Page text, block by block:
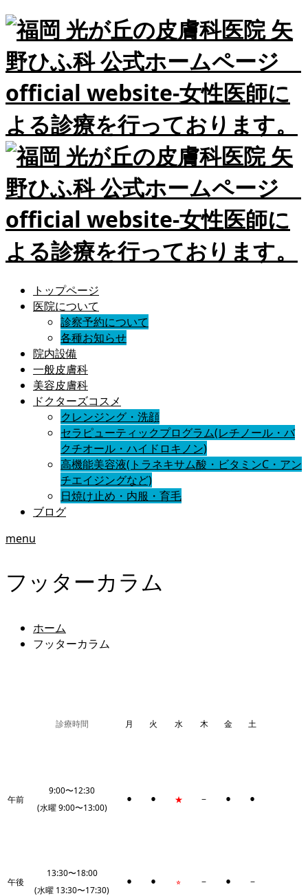
トップページ
医院について
診察予約について
各種お知らせ
院内設備
一般皮膚科
美容皮膚科
ドクターズコスメ
クレンジング・洗顔
セラピューティックプログラム(レチノール・バ
クチオール・ハイドロキノン)
高機能美容液(トラネキサム酸・ビタミンC・アン
チエイジングなど)
日焼け止め・内服・育毛
ブログ
menu
フッターカラム
ホーム
フッターカラム
診療時間 月 火 水 木 金 土
午前
9:00〜12:30
(水曜 9:00〜13:00)
⚫︎ ⚫︎ ★ − ⚫︎ ⚫︎
午後
13:30〜18:00
(水曜 13:30〜17:30)
⚫︎ ⚫︎ ⭐︎ − ⚫︎ −